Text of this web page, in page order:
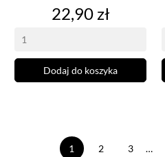
Cena
22,90 zł
Dodaj do koszyka
1 2 3 …